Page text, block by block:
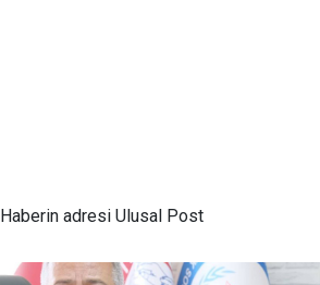
Haberin adresi Ulusal Post